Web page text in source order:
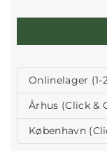
Onlinelager (1-
Århus (Click &
København